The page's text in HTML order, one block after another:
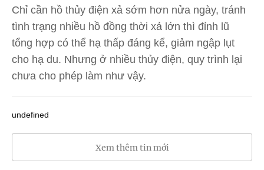
Chỉ cần hồ thủy điện xả sớm hơn nửa ngày, tránh
tình trạng nhiều hồ đồng thời xả lớn thì đỉnh lũ
tổng hợp có thể hạ thấp đáng kể, giảm ngập lụt
cho hạ du. Nhưng ở nhiều thủy điện, quy trình lại
chưa cho phép làm như vậy.
undefined
Xem thêm tin mới